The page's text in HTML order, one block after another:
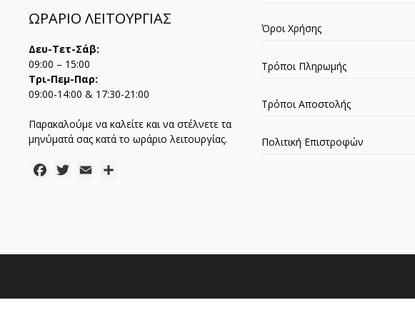
ΩΡΑΡΙΟ ΛΕΙΤΟΥΡΓΙΑΣ
Δευ-Τετ-Σάβ:
09:00 – 15:00
Τρι-Πεμ-Παρ:
09:00-14:00 & 17:30-21:00
Παρακαλούμε να καλείτε και να στέλνετε τα
μηνύματά σας κατά το ωράριο λειτουργίας.
FacebookTwitter
Email
Όροι Χρήσης
Τρόποι Πληρωμής
Τρόποι Αποστολής
Πολιτική Επιστροφών